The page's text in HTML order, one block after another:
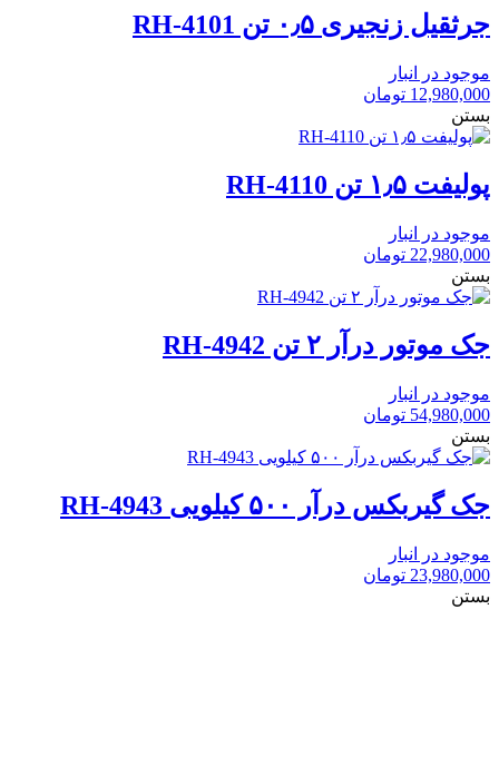
جرثقیل زنجیری ۰٫۵ تن RH-4101
موجود در انبار
12,980,000 تومان
بستن
پولیفت ۱٫۵ تن RH-4110
موجود در انبار
22,980,000 تومان
بستن
جک موتور درآر ۲ تن RH-4942
موجود در انبار
54,980,000 تومان
بستن
جک گیربکس درآر ۵۰۰ کیلویی RH-4943
موجود در انبار
23,980,000 تومان
بستن